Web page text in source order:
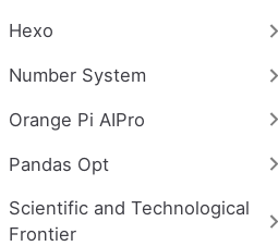
Hexo
Number System
Orange Pi AIPro
Pandas Opt
Scientific and Technological
Frontier